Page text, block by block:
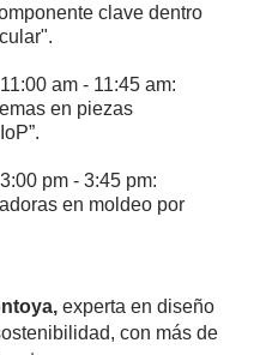
clave dentro
am - 11:45 am:
en piezas
pm - 3:45 pm:
en moldeo por
experta en diseño
con más de